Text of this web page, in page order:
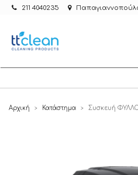
211 4040235
Αρχική > Κατάστημα > Συσκευή